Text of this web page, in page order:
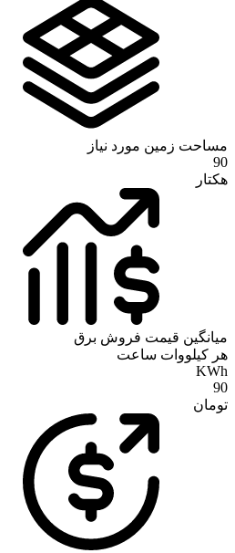
مساحت زمین مورد نیاز
90
هکتار
میانگین قیمت فروش برق
هر کیلووات ساعت
KWh
90
تومان